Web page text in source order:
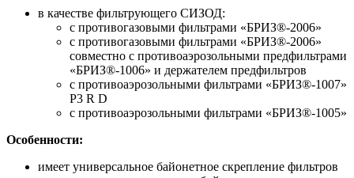
в качестве фильтрующего СИЗОД:
с противогазовыми фильтрами «БРИЗ®-2006»
с противогазовыми фильтрами «БРИЗ®-2006»
совместно с противоаэрозольными предфильтрами
«БРИЗ®-1006» и держателем предфильтров
с противоаэрозольными фильтрами «БРИЗ®-1007»
P3 R D
с противоаэрозольными фильтрами «БРИЗ®-1005»
Особенности:
имеет универсальное байонетное скрепление фильтров